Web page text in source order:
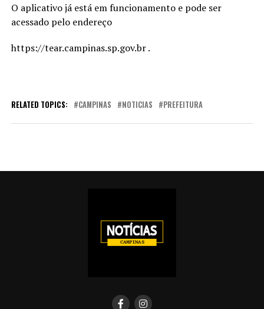
O aplicativo já está em funcionamento e pode ser
acessado pelo endereço
https://tear.campinas.sp.gov.br .
RELATED TOPICS: CAMPINAS NOTICIAS PREFEITURA